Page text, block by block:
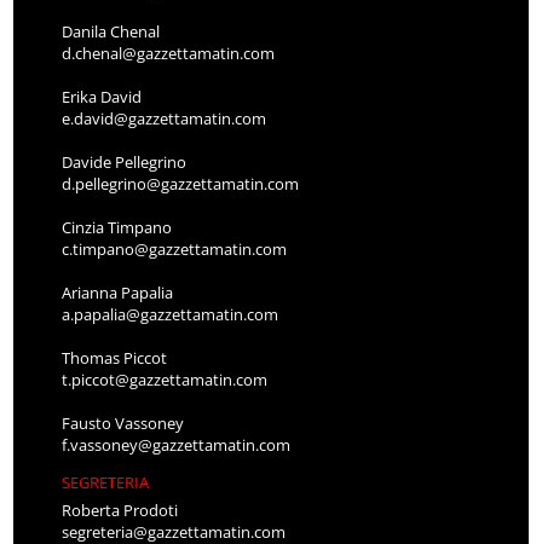
Danila Chenal
d.chenal@gazzettamatin.com
Erika David
e.david@gazzettamatin.com
Davide Pellegrino
d.pellegrino@gazzettamatin.com
Cinzia Timpano
c.timpano@gazzettamatin.com
Arianna Papalia
a.papalia@gazzettamatin.com
Thomas Piccot
t.piccot@gazzettamatin.com
Fausto Vassoney
f.vassoney@gazzettamatin.com
SEGRETERIA
Roberta Prodoti
segreteria@gazzettamatin.com